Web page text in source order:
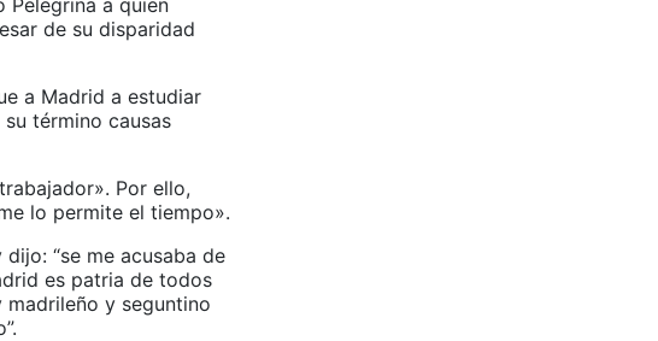
Pelegrina a quien
de su disparidad
a Madrid a estudiar
término causas
Por ello,
lo permite el tiempo».
“se me acusaba de
es patria de todos
madrileño y seguntino